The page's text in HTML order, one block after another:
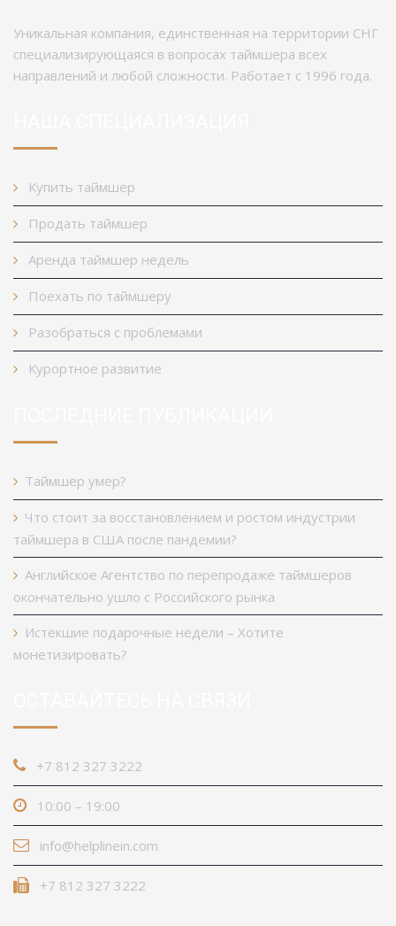
Уникальная компания, единственная на территории СНГ
специализирующаяся в вопросах таймшера всех
направлений и любой сложности. Работает с 1996 года.
Купить таймшер
Продать таймшер
Аренда таймшер недель
Поехать по таймшеру
Разобраться с проблемами
Курортное развитие
Таймшер умер?
Что стоит за восстановлением и ростом индустрии
таймшера в США после пандемии?
Английское Агентство по перепродаже таймшеров
окончательно ушло с Российского рынка
Истёкшие подарочные недели – Хотите
монетизировать?
+7 812 327 3222
10:00 – 19:00
info@helplinein.com
+7 812 327 3222